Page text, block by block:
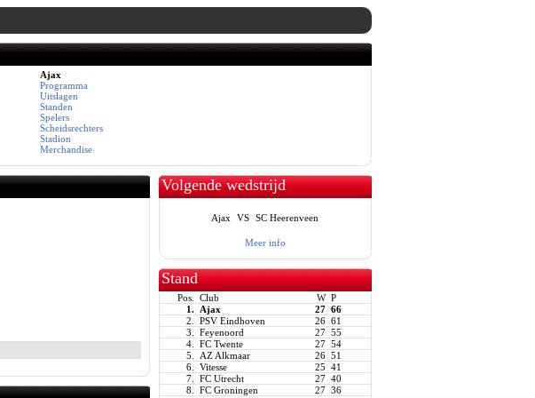
Ajax
Programma
Uitslagen
Standen
Spelers
Scheidsrechters
Stadion
Merchandise
Volgende wedstrijd
Ajax VS SC Heerenveen
Meer info
Stand
Pos.Club W P
1. Ajax 27 66
2.PSV Eindhoven 26 61
3.Feyenoord 27 55
4.FC Twente 27 54
5. AZ Alkmaar 26 51
6.Vitesse 25 41
7.FC Utrecht 27 40
8.FC Groningen 27 36